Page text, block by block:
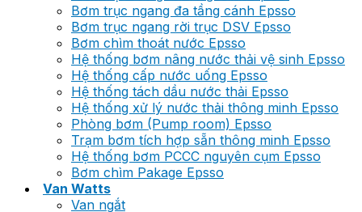
Bơm trục ngang đa tầng cánh Epsso
Bơm trục ngang rời trục DSV Epsso
Bơm chìm thoát nước Epsso
Hệ thống bơm nâng nước thải vệ sinh Epsso
Hệ thống cấp nước uống Epsso
Hệ thống tách dầu nước thải Epsso
Hệ thống xử lý nước thải thông minh Epsso
Phòng bơm (Pump room) Epsso
Trạm bơm tích hợp sẵn thông minh Epsso
Hệ thống bơm PCCC nguyên cụm Epsso
Bơm chìm Pakage Epsso
Van Watts
Van ngắt